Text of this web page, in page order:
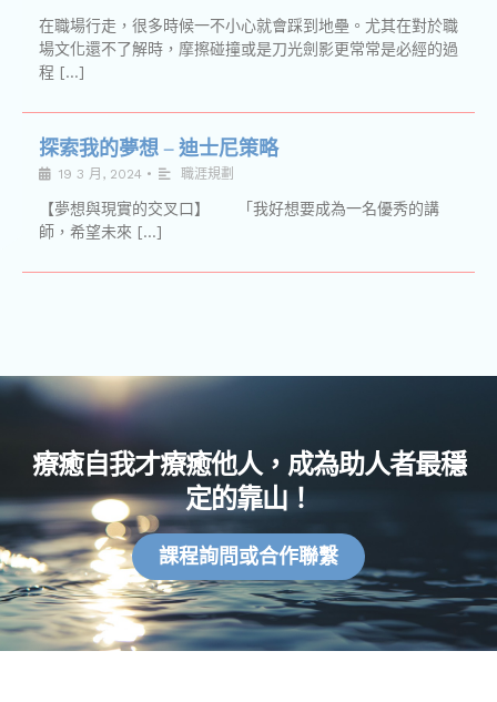
在職場行走，很多時候一不小心就會踩到地壘。尤其在對於職
場文化還不了解時，摩擦碰撞或是刀光劍影更常常是必經的過
程 […]
探索我的夢想 – 迪士尼策略
19 3 月, 2024 • 職涯規劃
【夢想與現實的交叉口】 「我好想要成為一名優秀的講
師，希望未來 […]
療癒自我才療癒他人，成為助人者最穩
定的靠山！
課程詢問或合作聯繫